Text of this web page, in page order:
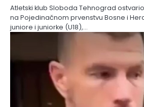
Atletski klub Sloboda Tehnograd
na Pojedinačnom prvenstvu Bosne i
juniore i juniorke (U18),…